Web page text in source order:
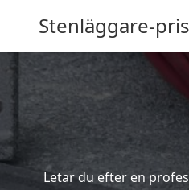
Stenläggare-
Letar du efter en